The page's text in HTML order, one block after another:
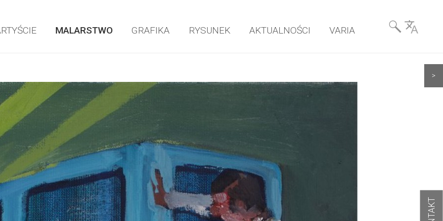
MALARSTWO GRAFIKA RYSUNEK AKTUALNOŚCI VARIA
Wyszukiwarka
& Language
>